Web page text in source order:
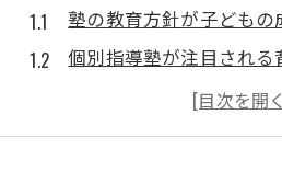
塾の教育方針が子ども
個別指導塾が注目され
群馬県太田市で求めら
塾が目指す自律した学